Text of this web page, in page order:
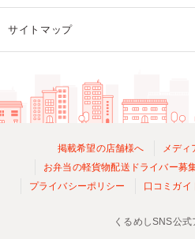
サイトマップ
掲載希望の店舗様へ メディ
お弁当の軽貨物配送ドライバー募
プライバシーポリシー
口コミガイ
くるめしSNS公式